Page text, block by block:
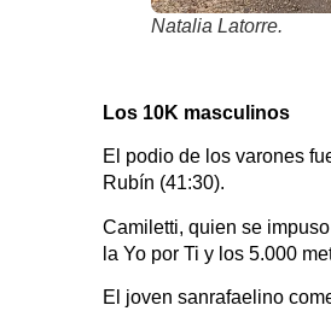
Natalia Latorre.
Los 10K masculinos
El podio de los varones
Rubín (41:30).
Camiletti, quien se
la Yo por Ti y los 5.000
El joven sanrafaelino